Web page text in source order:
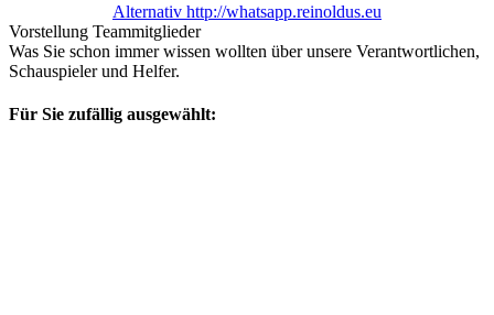
Alternativ http://whatsapp.reinoldus.eu
Vorstellung Teammitglieder
Was Sie schon immer wissen wollten über unsere Verantwortlichen,
Schauspieler und Helfer.
Für Sie zufällig ausgewählt: